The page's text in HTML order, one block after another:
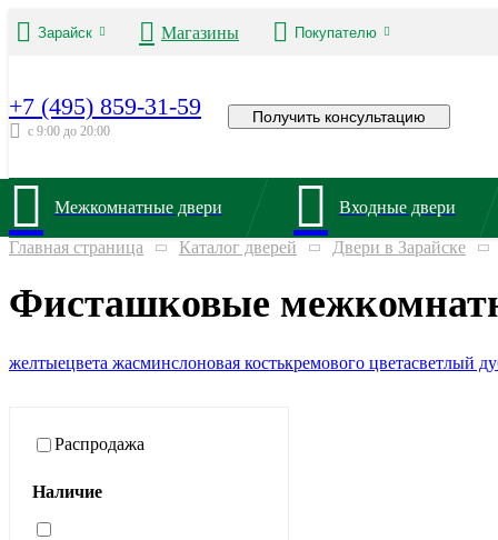
Зарайск Магазины Покупателю
+7 (495) 859-31-59
с 9:00 до 20:00
Получить консультацию
Межкомнатные двери Входные двери
Главная страница Каталог дверей Двери в Зарайске
Фисташковые
желтыецвета жасминслоновая костькремового цветасветлый
Распродажа
Наличие